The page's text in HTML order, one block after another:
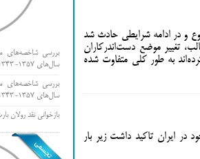
و در ادامه شرایطی حادث شد
تغییر موضع دست‌اندرکاران
به طور کلی متفاوت شده
در ایران تاکید داشت زیر بار
بررسی شاخصه‌های
سال‌های 1357-1343، قسمت دوم
بررسی شاخصه‌های
سال‌های 1357-1343
بازخوانی نقد رولان